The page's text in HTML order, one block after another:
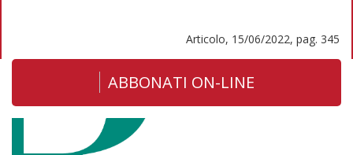
Articolo, 15/06/2022, pag. 345
ABBONATI ON-LINE